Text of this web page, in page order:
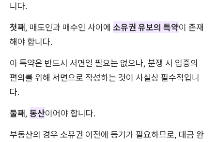
니다.
첫째, 매도인과 매수인 사이에 소유권 유보의 특약이 존재
해야 합니다.
이 특약은 반드시 서면일 필요는 없으나, 분쟁 시 입증의
편의를 위해 서면으로 작성하는 것이 사실상 필수적입니
다.
둘째, 동산이어야 합니다.
부동산의 경우 소유권 이전에 등기가 필요하므로, 대금 완